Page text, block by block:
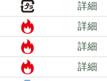
詳細
詳細
詳細
詳細